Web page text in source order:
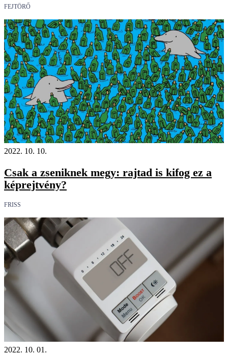
FEJTÖRŐ
2022. 10. 10.
Csak a zseniknek megy: rajtad is kifog ez a
képrejtvény?
FRISS
2022. 10. 01.